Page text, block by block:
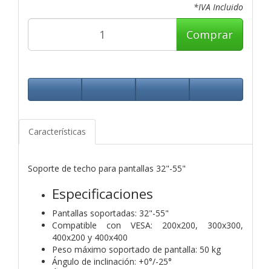
*IVA Incluido
Comprar
Características
Soporte de techo para pantallas 32"-55"
Especificaciones
Pantallas soportadas: 32"-55"
Compatible con VESA: 200x200, 300x300,
400x200 y 400x400
Peso máximo soportado de pantalla: 50 kg
Ángulo de inclinación: +0°/-25°